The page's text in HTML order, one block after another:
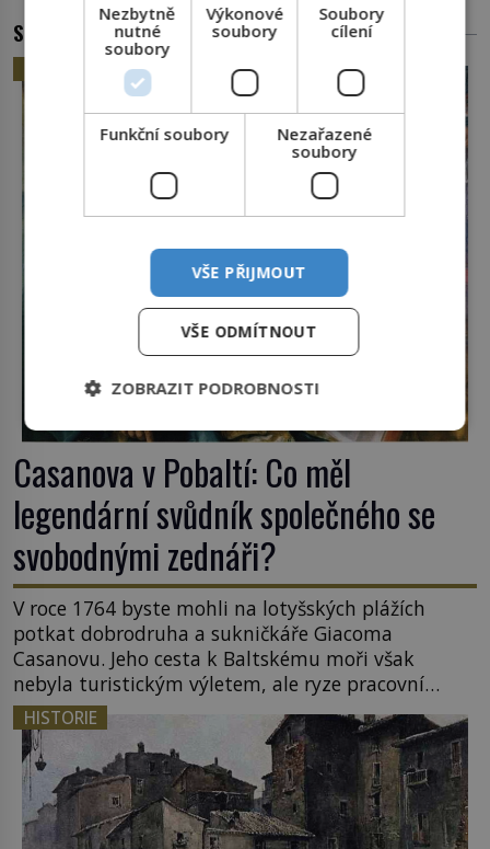
SOUVISEJÍCÍ ČLÁNKY
Casanova v Pobaltí: Co měl
legendární svůdník společného se
svobodnými zednáři?
V roce 1764 byste mohli na lotyšských plážích
potkat dobrodruha a sukničkáře Giacoma
Casanovu. Jeho cesta k Baltskému moři však
nebyla turistickým výletem, ale ryze pracovní
cestou se zištnými úmysly. Jaký cíl Casanova
sledoval, když se například procházel uličkami
lotyšské Rigy? Casanova v Pobaltí kontaktoval
tamní zednářské lóže. Nebyl v této oblasti žádným
nováčkem, protože do zednářské […]
HISTORIE
Nezbytně
nutné
soubory
Výkonové
soubory
Soubory
cílení
Funkční soubory
Nezařazené
soubory
VŠE PŘIJMOUT
VŠE ODMÍTNOUT
ZOBRAZIT PODROBNOSTI